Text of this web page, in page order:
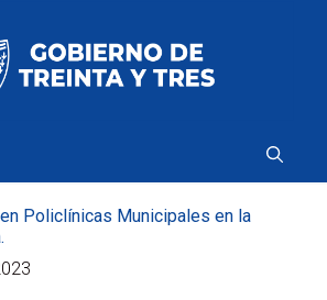
herramientas
Policlínicas Municipales en la